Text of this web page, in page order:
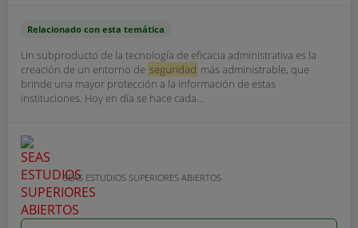
Relacionado con esta temática
Un subproducto de la tecnología de eficacia administrativa es la
creación de un entorno de seguridad más administrable, que
brinde una mayor protección a la información de estas
instituciones. Hoy en día se hace cada...
SEAS ESTUDIOS SUPERIORES ABIERTOS